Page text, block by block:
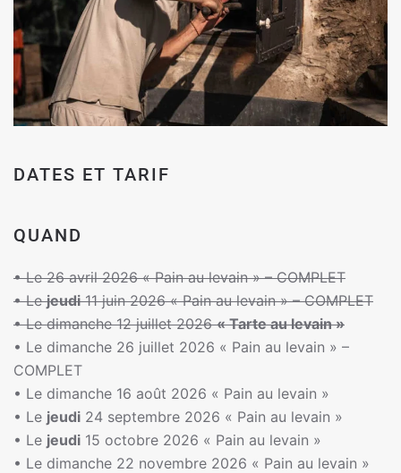
DATES ET TARIF
QUAND
•Le 26 avril 2026 « Pain au levain » – COMPLET
•Lejeudi11 juin 2026 « Pain au levain » – COMPLET
•Le dimanche 12 juillet 2026« Tarte au levain »
• Le dimanche 26 juillet 2026 « Pain au levain » –
COMPLET
• Le dimanche 16 août 2026 « Pain au levain »
• Le jeudi 24 septembre 2026 « Pain au levain »
• Le jeudi 15 octobre 2026 « Pain au levain »
• Le dimanche 22 novembre 2026 « Pain au levain »